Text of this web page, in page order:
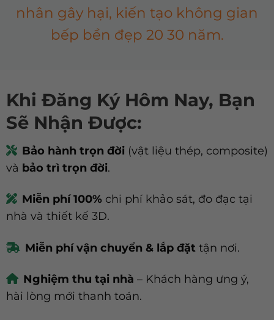
nhân gây hại, kiến tạo không gian
bếp bền đẹp 20 30 năm.
Khi Đăng Ký Hôm Nay, Bạn
Sẽ Nhận Được:
Bảo hành trọn đời(vật liệu thép, composite)
và bảo trì trọn đời.
Miễn phí 100%chi phí khảo sát, đo đạc tại
nhà và thiết kế 3D.
Miễn phí vận chuyển & lắp đặttận nơi.
Nghiệm thu tại nhà – Khách hàng ưng ý,
hài lòng mới thanh toán.